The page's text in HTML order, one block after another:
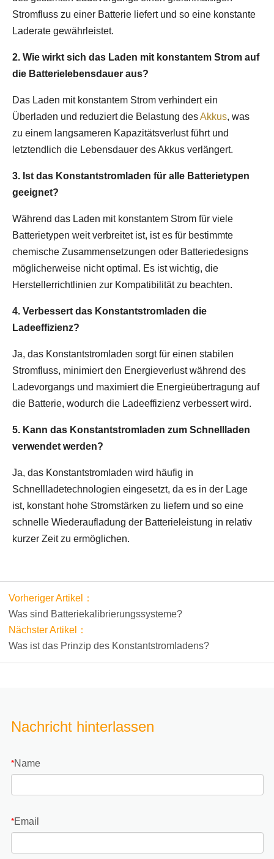
Stromfluss zu einer Batterie liefert und so eine konstante
Laderate gewährleistet.
2. Wie wirkt sich das Laden mit konstantem Strom auf
die Batterielebensdauer aus?
Das Laden mit konstantem Strom verhindert ein
Überladen und reduziert die Belastung desAkkus, was
zu einem langsameren Kapazitätsverlust führt und
letztendlich die Lebensdauer des Akkus verlängert.
3. Ist das Konstantstromladen für alle Batterietypen
geeignet?
Während das Laden mit konstantem Strom für viele
Batterietypen weit verbreitet ist, ist es für bestimmte
chemische Zusammensetzungen oder Batteriedesigns
möglicherweise nicht optimal. Es ist wichtig, die
Herstellerrichtlinien zur Kompatibilität zu beachten.
4. Verbessert das Konstantstromladen die
Ladeeffizienz?
Ja, das Konstantstromladen sorgt für einen stabilen
Stromfluss, minimiert den Energieverlust während des
Ladevorgangs und maximiert die Energieübertragung auf
die Batterie, wodurch die Ladeeffizienz verbessert wird.
5. Kann das Konstantstromladen zum Schnellladen
verwendet werden?
Ja, das Konstantstromladen wird häufig in
Schnellladetechnologien eingesetzt, da es in der Lage
ist, konstant hohe Stromstärken zu liefern und so eine
schnelle Wiederaufladung der Batterieleistung in relativ
kurzer Zeit zu ermöglichen.
Vorheriger Artikel：
Was sind Batteriekalibrierungssysteme?
Nächster Artikel：
Was ist das Prinzip des Konstantstromladens?
Nachricht hinterlassen
*Name
*Email